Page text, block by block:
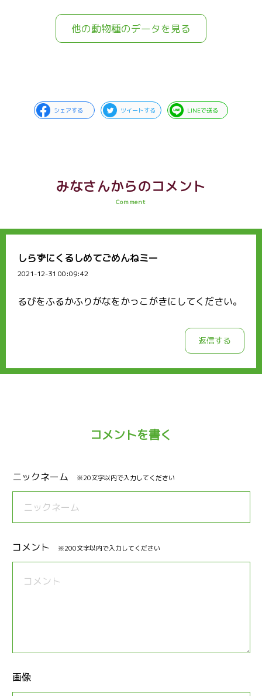
他の動物種のデータを見る
シェアする ツイートする LINEで送る
みなさんからのコメント
Comment
しらずにくるしめてごめんねミー
2021-12-31 00:09:42
るびをふるかふりがなをかっこがきにしてください。
返信する
コメントを書く
ニックネーム ※20文字以内で入力してください
コメント ※200文字以内で入力してください
画像